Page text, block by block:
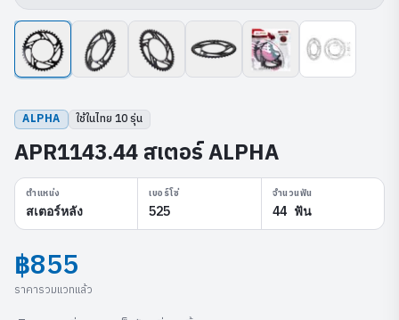
ALPHA ใช้ในไทย 10รุ่น
APR1143.44 สเตอร์ ALPHA
ตำแหน่ง
สเตอร์หลัง
เบอร์โซ่
525
จำนวนฟัน
44 ฟัน
฿855
ราคารวมแวทแล้ว